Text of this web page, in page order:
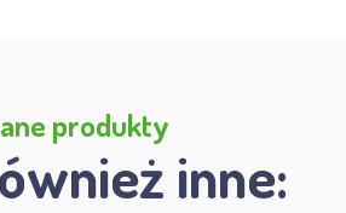
produkty
inne: